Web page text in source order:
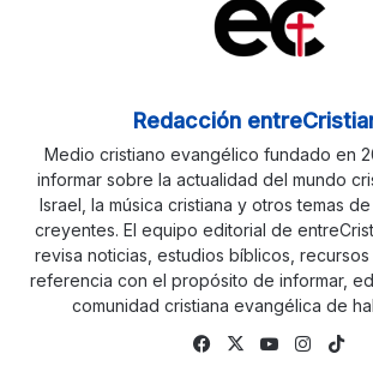
Redacción
Medio cristiano evangélico fundado en
informar sobre la actualidad del mundo
Israel, la música cristiana y otros temas
creyentes. El equipo editorial de
revisa noticias, estudios bíblicos,
referencia con el propósito de informar,
comunidad cristiana evangélica de
Fa
X
Yo
Ins